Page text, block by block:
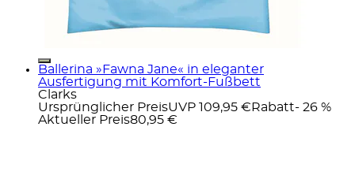
Ballerina »Fawna Jane« in eleganter
Ausfertigung mit Komfort-Fußbett
Clarks
Ursprünglicher PreisUVP 109,95 € Rabatt- 26 %
Aktueller Preis80,95 €